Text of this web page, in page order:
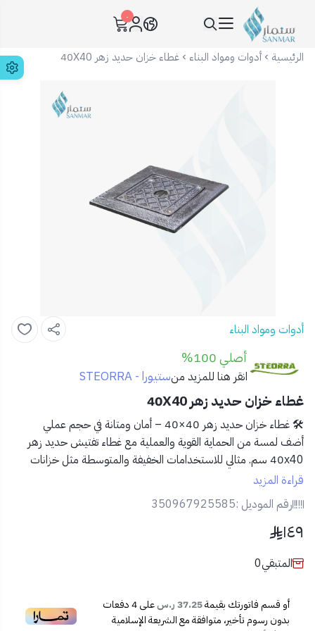
سنمار Sanmar
٠
الرئيسية أدوات ومواد البناء غطاء خزان حديد زهر 40X40
أدوات ومواد البناء
أصلي 100%
انقر هنا للمزيد منستيورا - STEORRA
غطاء خزان حديد زهر 40X40
🛠️ غطاء خزان حديد زهر 40×40 – أمان ومتانة في حجم عملي
أضف لمسة من الحماية القوية والعملية معغطاء تفتيش حديد زهر
40x40 سم
. مثالي للاستخدامات الخفيفة والمتوسطة مثل خزانات
المياه، غرف التفتيش الصغيرة، وفتحات الصرف في المنازل والمباني
التجارية.
✅ المميزات:
🧲تصميم ثقيل ومحكم الإغلاق
🔒 أمان عالي لتحمل الاستخدامات اليومية في الداخل والخارج
🚶‍♂️ سطح مانع للانزلاقللحماية في المناطق العامة أو الرطبة
قراءة المزيد
رقم الموديل :350967925585
١٤٩
المتبقي0
أو قسم فاتورتك بقيمة37.25 ر.س على4دفعات
بدون رسوم تأخير، متوافقة مع الشريعة الإسلامية